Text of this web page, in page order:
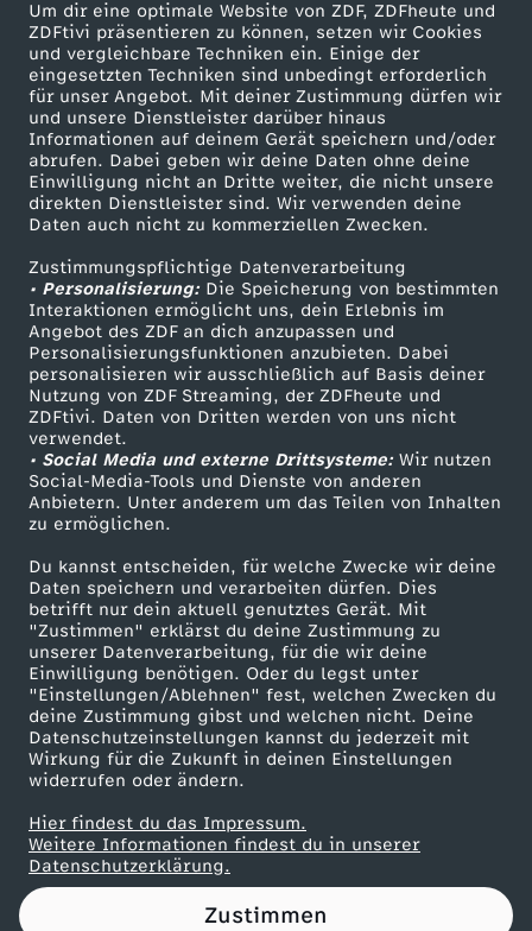
Um dir eine optimale Website von ZDF, ZDFheute und
ZDFtivi präsentieren zu können, setzen wir Cookies
und vergleichbare Techniken ein. Einige der
eingesetzten Techniken sind unbedingt erforderlich
für unser Angebot. Mit deiner Zustimmung dürfen wir
und unsere Dienstleister darüber hinaus
Informationen auf deinem Gerät speichern und/oder
abrufen. Dabei geben wir deine Daten ohne deine
Einwilligung nicht an Dritte weiter, die nicht unsere
direkten Dienstleister sind. Wir verwenden deine
Daten auch nicht zu kommerziellen Zwecken.
Zustimmungspflichtige Datenverarbeitung
• Personalisierung:Die Speicherung von bestimmten
Interaktionen ermöglicht uns, dein Erlebnis im
Angebot des ZDF an dich anzupassen und
Personalisierungsfunktionen anzubieten. Dabei
personalisieren wir ausschließlich auf Basis deiner
Nutzung von ZDF Streaming, der ZDFheute und
ZDFtivi. Daten von Dritten werden von uns nicht
verwendet.
• Social Media und externe Drittsysteme:Wir nutzen
Social-Media-Tools und Dienste von anderen
Anbietern. Unter anderem um das Teilen von Inhalten
zu ermöglichen.
Du kannst entscheiden, für welche Zwecke wir deine
Daten speichern und verarbeiten dürfen. Dies
betrifft nur dein aktuell genutztes Gerät. Mit
"Zustimmen" erklärst du deine Zustimmung zu
unserer Datenverarbeitung, für die wir deine
Einwilligung benötigen. Oder du legst unter
"Einstellungen/Ablehnen" fest, welchen Zwecken du
deine Zustimmung gibst und welchen nicht. Deine
Datenschutzeinstellungen kannst du jederzeit mit
Wirkung für die Zukunft in deinen Einstellungen
widerrufen oder ändern.
Hier findest du das Impressum.
Weitere Informationen findest du in unserer
Datenschutzerklärung.
Zustimmen
u
n
d
S
p
a
ß
a
m
S
e
x
?
!
-
F
Mehr ZDF
ZDF-Apps
Smart TV
ZDFtext
Livestreams
Sendungen A-Z
TV-Programm
Service
ZDFmitreden
Kontakt zum ZDF
Tickets
Zuschauerservice
Hilfe
ZDF Unternehmen
Karriere
ZDF goes Schule
Werbefernsehen
Mainzelmännchen
Partner